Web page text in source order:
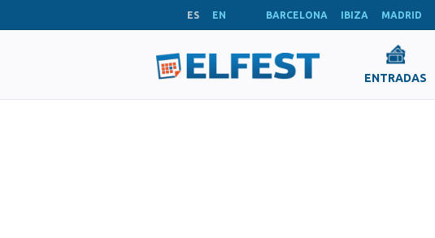
ES EN BARCELONA IBIZA MADRID
ENTRADAS